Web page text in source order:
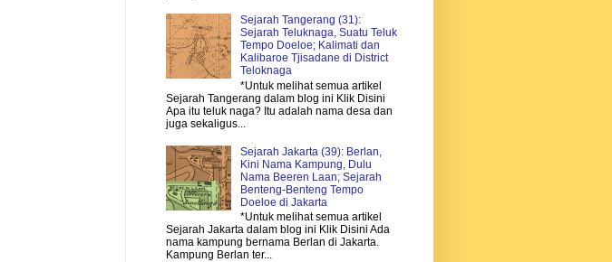
Sejarah Tangerang (31):
Sejarah Teluknaga, Suatu Teluk
Tempo Doeloe; Kalimati dan
Kalibaroe Tjisadane di District
Teloknaga
*Untuk melihat semua artikel
Sejarah Tangerang dalam blog ini Klik Disini
Apa itu teluk naga? Itu adalah nama desa dan
juga sekaligus...
Sejarah Jakarta (39): Berlan,
Kini Nama Kampung, Dulu
Nama Beeren Laan; Sejarah
Benteng-Benteng Tempo
Doeloe di Jakarta
*Untuk melihat semua artikel
Sejarah Jakarta dalam blog ini Klik Disini Ada
nama kampung bernama Berlan di Jakarta.
Kampung Berlan ter...